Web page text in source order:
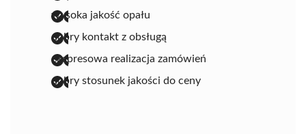
wysoka jakość opału
dobry kontakt z obsługą
ekspresowa realizacja zamówień
dobry stosunek jakości do ceny